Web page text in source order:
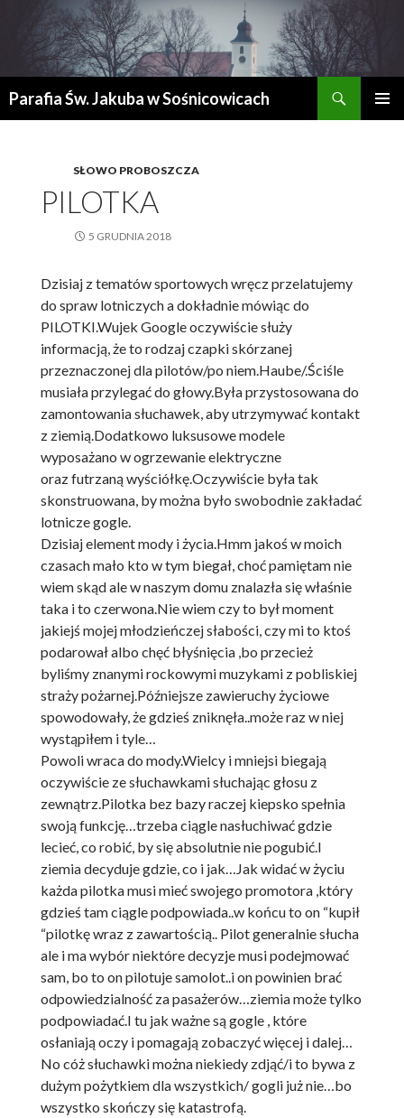
Parafia Św. Jakuba w Sośnicowicach
SŁOWO PROBOSZCZA
PILOTKA
5 GRUDNIA 2018
Dzisiaj z tematów sportowych wręcz przelatujemy
do spraw lotniczych a dokładnie mówiąc do
PILOTKI.Wujek Google oczywiście służy
informacją, że to rodzaj czapki skórzanej
przeznaczonej dla pilotów/po niem.Haube/.Ściśle
musiała przylegać do głowy.Była przystosowana do
zamontowania słuchawek, aby utrzymywać kontakt
z ziemią.Dodatkowo luksusowe modele
wyposażano w ogrzewanie elektryczne
oraz futrzaną wyściółkę.Oczywiście była tak
skonstruowana, by można było swobodnie zakładać
lotnicze gogle.
Dzisiaj element mody i życia.Hmm jakoś w moich
czasach mało kto w tym biegał, choć pamiętam nie
wiem skąd ale w naszym domu znalazła się właśnie
taka i to czerwona.Nie wiem czy to był moment
jakiejś mojej młodzieńczej słabości, czy mi to ktoś
podarował albo chęć błyśnięcia ,bo przecież
byliśmy znanymi rockowymi muzykami z pobliskiej
straży pożarnej.Późniejsze zawieruchy życiowe
spowodowały, że gdzieś zniknęła..może raz w niej
wystąpiłem i tyle…
Powoli wraca do mody.Wielcy i mniejsi biegają
oczywiście ze słuchawkami słuchając głosu z
zewnątrz.Pilotka bez bazy raczej kiepsko spełnia
swoją funkcję…trzeba ciągle nasłuchiwać gdzie
lecieć, co robić, by się absolutnie nie pogubić.I
ziemia decyduje gdzie, co i jak…Jak widać w życiu
każda pilotka musi mieć swojego promotora ,który
gdzieś tam ciągle podpowiada..w końcu to on “kupił
“pilotkę wraz z zawartością.. Pilot generalnie słucha
ale i ma wybór niektóre decyzje musi podejmować
sam, bo to on pilotuje samolot..i on powinien brać
odpowiedzialność za pasażerów…ziemia może tylko
podpowiadać.I tu jak ważne są gogle , które
osłaniają oczy i pomagają zobaczyć więcej i dalej…
No cóż słuchawki można niekiedy zdjąć/i to bywa z
dużym pożytkiem dla wszystkich/ gogli już nie…bo
wszystko skończy się katastrofą.